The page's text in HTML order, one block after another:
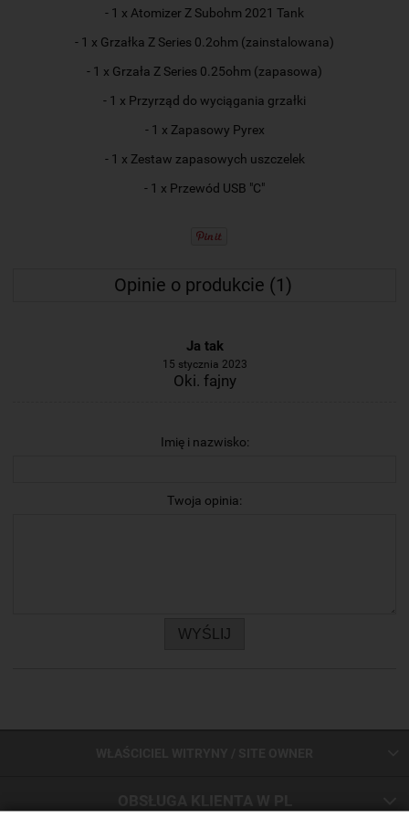
- 1 x Atomizer Z Subohm 2021 Tank
- 1 x Grzałka Z Series 0.2ohm (zainstalowana)
- 1 x Grzała Z Series 0.25ohm (zapasowa)
- 1 x Przyrząd do wyciągania grzałki
- 1 x Zapasowy Pyrex
- 1 x Zestaw zapasowych uszczelek
- 1 x Przewód USB "C"
Opinie o produkcie (1)
Ja tak
15 stycznia 2023
Oki. fajny
Imię i nazwisko:
Twoja opinia:
WYŚLIJ
OBSŁUGA KLIENTA W PL